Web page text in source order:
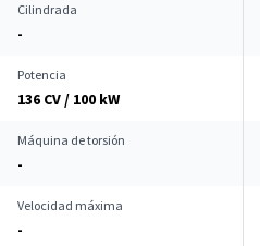
Cilindrada
-
Potencia
136 CV / 100 kW
Máquina de torsión
-
Velocidad máxima
-